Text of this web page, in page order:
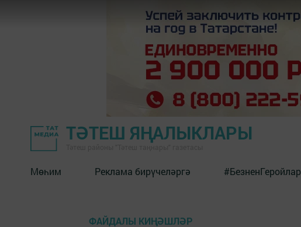
ТӘТЕШ ЯҢАЛЫКЛАРЫ
Мөһим Реклама бирүчеләргә #БезненГеройлар
ФАЙДАЛЫ КИҢӘШЛӘР